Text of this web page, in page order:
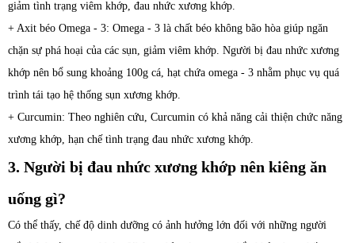
giảm tình trạng viêm khớp, đau nhức xương khớp.
+ Axit béo Omega - 3: Omega - 3 là chất béo không bão hòa giúp ngăn
chặn sự phá hoại của các sụn, giảm viêm khớp. Người bị đau nhức xương
khớp nên bổ sung khoảng 100g cá, hạt chứa omega - 3 nhằm phục vụ quá
trình tái tạo hệ thống sụn xương khớp.
+ Curcumin: Theo nghiên cứu, Curcumin có khả năng cải thiện chức năng
xương khớp, hạn chế tình trạng đau nhức xương khớp.
3. Người bị đau nhức xương khớp nên kiêng ăn
uống gì?
Có thể thấy, chế độ dinh dưỡng có ảnh hưởng lớn đối với những người